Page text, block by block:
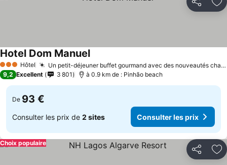
Partager
3 ÉtoilesHôtel Un petit-déjeuner buffet gourmand avec des nouveautés chaque jour
Hotel Dom ManuelConsulter les prix
9,2 Excellent 3 801 à 0.9 km de : Pinhão beach
De 93 €
Consulter les prix de 2 sites Consulter les prix
Partager
Choix populaire